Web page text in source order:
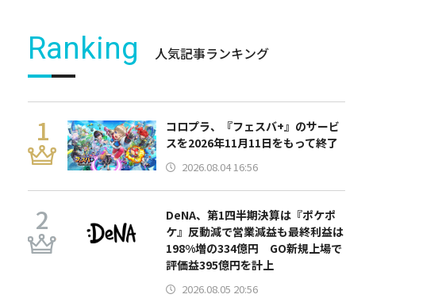
Ranking 人気記事ランキング
コロプラ、『フェスバ+』のサービ
スを2026年11月11日をもって終了
2026.08.04 16:56
DeNA、第1四半期決算は『ポケポ
ケ』反動減で営業減益も最終利益は
198%増の334億円 GO新規上場で
評価益395億円を計上
2026.08.05 20:56